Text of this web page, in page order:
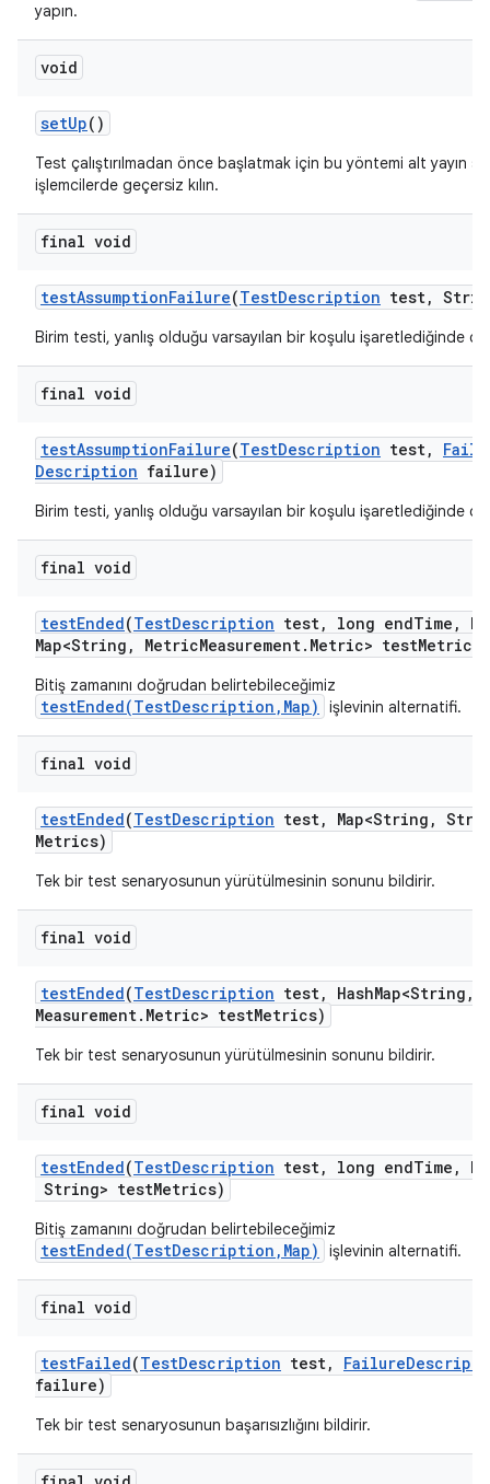
yapın.
void
setUp()
Test çalıştırılmadan önce başlatmak için bu yöntemi alt yayın
işlemcilerde geçersiz kılın.
final void
testAssumptionFailure(TestDescription test,
Birim testi, yanlış olduğu varsayılan bir koşulu işaretlediğinde
final void
testAssumptionFailure(TestDescription test,
Description failure)
Birim testi, yanlış olduğu varsayılan bir koşulu işaretlediğinde
final void
testEnded(TestDescription test, long endTime ,
Map<String , MetricMeasurement. Metric> testMetrics)
Bitiş zamanını doğrudan belirtebileceğimiz
testEnded(TestDescription,Map) işlevinin alternatifi.
final void
testEnded(TestDescription test, Map<String ,
Metrics)
Tek bir test senaryosunun yürütülmesinin sonunu bildirir.
final void
testEnded(TestDescription test, HashMap<String ,
Measurement. Metric> testMetrics)
Tek bir test senaryosunun yürütülmesinin sonunu bildirir.
final void
testEnded(TestDescription test, long endTime ,
String> testMetrics)
Bitiş zamanını doğrudan belirtebileceğimiz
testEnded(TestDescription,Map) işlevinin alternatifi.
final void
testFailed(TestDescription test, Failure
failure)
Tek bir test senaryosunun başarısızlığını bildirir.